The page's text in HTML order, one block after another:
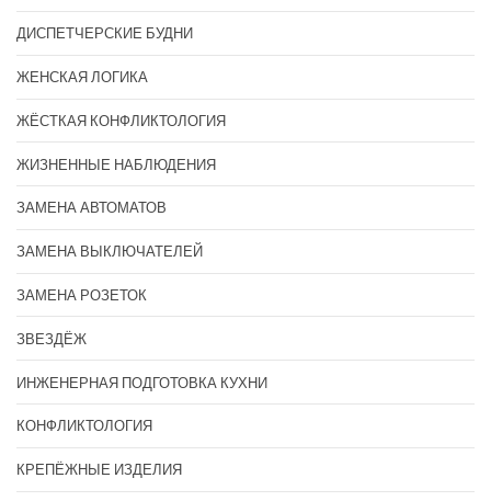
ДИСПЕТЧЕРСКИЕ БУДНИ
ЖЕНСКАЯ ЛОГИКА
ЖЁСТКАЯ КОНФЛИКТОЛОГИЯ
ЖИЗНЕННЫЕ НАБЛЮДЕНИЯ
ЗАМЕНА АВТОМАТОВ
ЗАМЕНА ВЫКЛЮЧАТЕЛЕЙ
ЗАМЕНА РОЗЕТОК
ЗВЕЗДЁЖ
ИНЖЕНЕРНАЯ ПОДГОТОВКА КУХНИ
КОНФЛИКТОЛОГИЯ
КРЕПЁЖНЫЕ ИЗДЕЛИЯ